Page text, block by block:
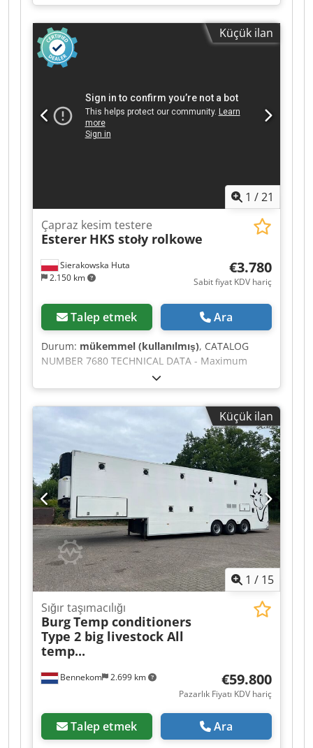
Easyplate, Alcolor nemlendirme sistemi, Banket
yıkama, Baskı silindiri yıkama, Segmentli
mürekkep bıçakları, Baldwin soğutma ve geri
dönüşüm sistemi. Crjdpfx Ajztappobzsf
Küçük ilan
1 /21
Sierakowska Huta
2.150 km
Çapraz kesim testere
Esterer HKS stoły rolkowe
€3.780
Sabit fiyat KDV hariç
Talep etmek Ara
Durum: mükemmel (kullanılmış), CATALOG
NUMBER 7680 TECHNICAL DATA - Maximum
blade diameter: 500 mm - Spindle diameter: 30
mm - Hydraulic blade stroke - Maximum cutting
width: 500 mm - Maximum cutting height (in the
center, with 500 mm blade): 160 mm - Main
motor: 4 kW - Table dimensions: 715 x 1070 mm -
Table height from base: 790 mm - Roller tables:
2 units - Table dimensions: - Infeed
(length/width): 2000 x 640 mm - Outfeed
(length/width): 2000 x 640 mm - Machine
dimensions (L/W/H): 1400 x 940 x 1070 mm -
Total weight: 480 kg ADVANTAGES – 2 roller
tables – Hydraulic blade stroke – Used saw, in
very good condition Crsdpfsztapisx Abzof Net
price: 15,900 PLN Net price: 3,780 EUR (based on
exchange rate 4.2 EUR) (Prices may change with
currency fluctuations)
Küçük ilan
1 / 15
Bennekom 2.699 km
Sığır taşımacılığı
BurgTemp conditioners
Type 2 big livestock All
temp...
€59.800
Pazarlık Fiyatı KDV hariç
Talep etmek Ara